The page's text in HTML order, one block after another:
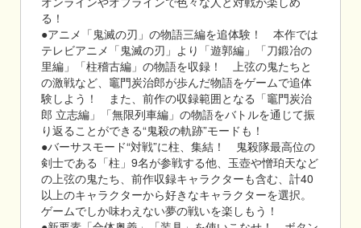
る！
●アニメ「鬼滅の刃」の物語三編を追体験！ 本作では
テレビアニメ「鬼滅の刃」より「遊郭編」「刀鍛冶の
里編」「柱稽古編」の物語を収録！ 上弦の鬼たちと
の激戦など、竈門炭治郎が歩んだ物語をゲームで追体
験しよう！ また、前作の収録範囲となる「竈門炭治
郎 立志編」「無限列車編」の物語をバトルを通じて振
り返ることができる“鬼殺の軌跡”モードも！
●バーサスモード“対戦”に柱、集結！ 鬼殺隊最高位の
剣士である「柱」9名が参戦する他、玉壺や憎珀天など
の上弦の鬼たち、前作収録キャラクターも含む、計40
以上のキャラクターから好きなキャラクターを選択。
ゲームでしか味わえない夢の戦いを楽しもう！